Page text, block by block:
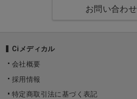
お問い合わせ
Ciメディカル
会社概要
採用情報
特定商取引法に基づく表記